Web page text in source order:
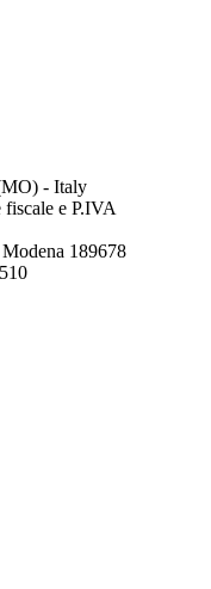
- Italy
e P.IVA
189678